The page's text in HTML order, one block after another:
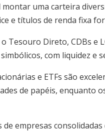
uma carteira
e títulos de renda fixa
Tesouro Direto, CDBs e
com liquidez e
e ETFs são
de papéis, enquanto
empresas